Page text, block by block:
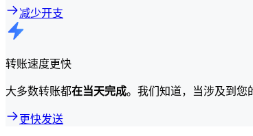
减少开支
转账速度更快
大多数转账都在当天完成。我们知道，当涉及到您
更快发送